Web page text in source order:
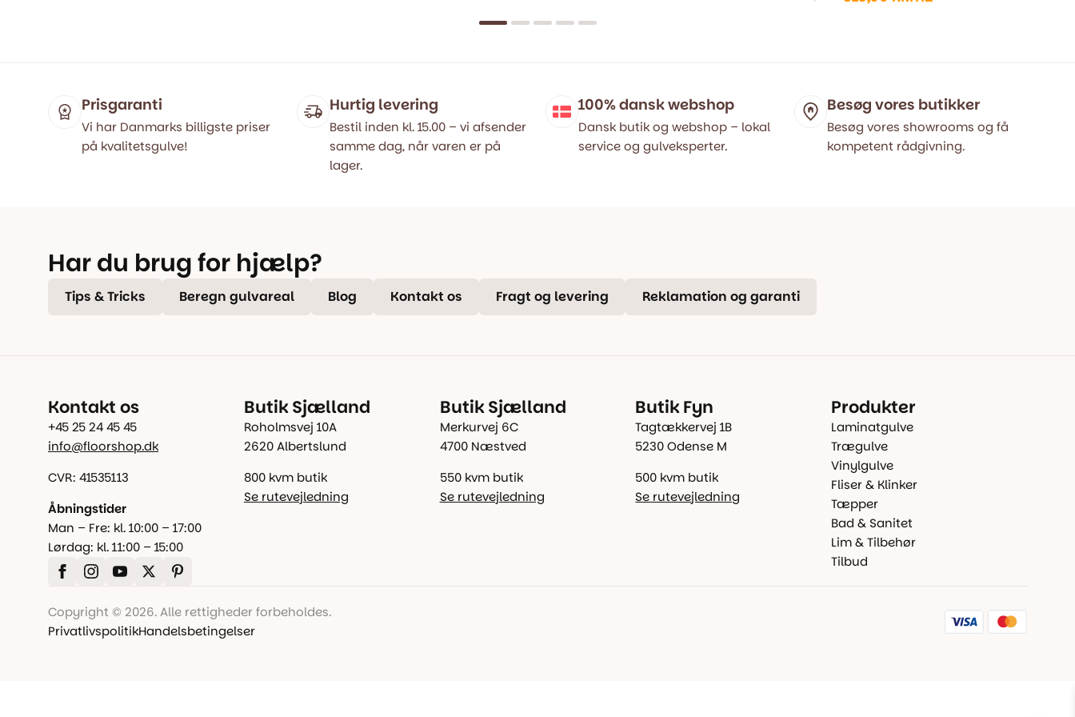
pris
pris
Prisgaranti
Vi har Danmarks billigste priser
på kvalitetsgulve!
Hurtig levering
Bestil inden kl. 15.00 – vi afsender
samme dag, når varen er på
lager.
100% dansk webshop
Dansk butik og webshop – lokal
service og gulveksperter.
Besøg vores butikker
Besøg vores showrooms og få
kompetent rådgivning.
Har du brug for hjælp?
Tips & Tricks Beregn gulvareal Blog Kontakt os Fragt og levering Reklamation og garanti
Kontakt os
+45 25 24 45 45
info@floorshop.dk
CVR: 41535113
Åbningstider
Man – Fre: kl. 10:00 – 17:00
Lørdag: kl. 11:00 – 15:00
Butik Sjælland
Roholmsvej 10A
2620 Albertslund
800 kvm butik
Se rutevejledning
Butik Sjælland
Merkurvej 6C
4700 Næstved
550 kvm butik
Se rutevejledning
Butik Fyn
Tagtækkervej 1B
5230 Odense M
500 kvm butik
Se rutevejledning
Produkter
Laminatgulve
Trægulve
Vinylgulve
Fliser & Klinker
Tæpper
Bad & Sanitet
Lim & Tilbehør
Tilbud
Copyright © 2026. Alle rettigheder forbeholdes.
PrivatlivspolitikHandelsbetingelser